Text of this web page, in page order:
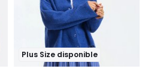
Plus Size disponible